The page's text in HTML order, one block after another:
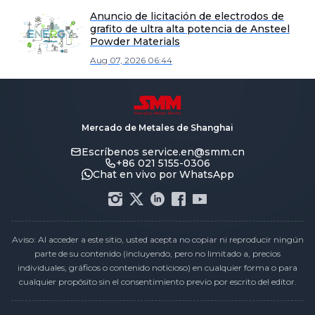
Anuncio de licitación de electrodos de
grafito de ultra alta potencia de Ansteel
Powder Materials
Aug 07, 2026 06:44
Mercado de Metales de Shanghai
Escríbenos service.en@smm.cn
+86 021 5155-0306
Chat en vivo por WhatsApp
Aviso: Al acceder a este sitio, usted acepta no copiar ni reproducir ningún
parte de su contenido (incluyendo, pero no limitado a, precios
individuales, gráficos o contenido noticioso) en cualquier forma o para
cualquier propósito sin el consentimiento previo por escrito del editor.